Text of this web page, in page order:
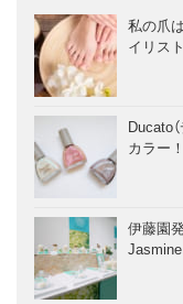
私の爪
イリス
Ducato
カラー
伊藤園
Jasmine